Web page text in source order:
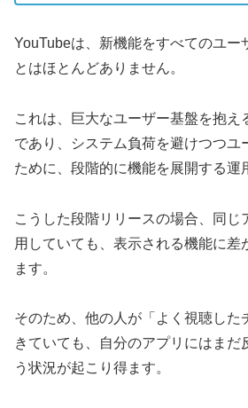
YouTubeは、新機能をすべてのユー
とはほとんどありません。
これは、巨大なユーザー基盤を抱え
であり、システム負荷を避けつつユ
ために、段階的に機能を展開する運
こうした段階リリースの場合、同じ
用していても、表示される機能に差
ます。
そのため、他の人が「よく視聴した
きていても、自分のアプリにはまだ
う状況が起こり得ます。